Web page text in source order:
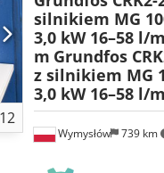
12
Wymysłów 739 km
silnikiem MG
3,0 kW 16–58 l/
m Grundfos
z silnikiem MG
3,0 kW 16–58 l/